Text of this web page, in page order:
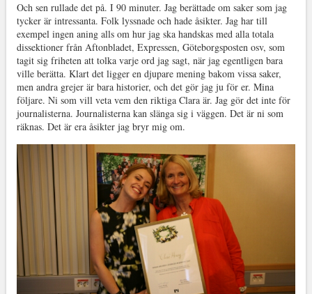
Och sen rullade det på. I 90 minuter. Jag berättade om saker som jag
tycker är intressanta. Folk lyssnade och hade åsikter. Jag har till
exempel ingen aning alls om hur jag ska handskas med alla totala
dissektioner från Aftonbladet, Expressen, Göteborgsposten osv, som
tagit sig friheten att tolka varje ord jag sagt, när jag egentligen bara
ville berätta. Klart det ligger en djupare mening bakom vissa saker,
men andra grejer är bara historier, och det gör jag ju för er. Mina
följare. Ni som vill veta vem den riktiga Clara är. Jag gör det inte för
journalisterna. Journalisterna kan slänga sig i väggen. Det är ni som
räknas. Det är era åsikter jag bryr mig om.